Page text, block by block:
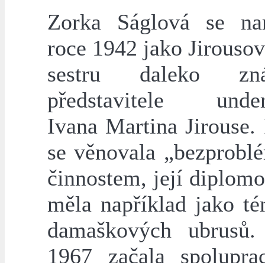
Zorka Ságlová se
roce 1942 jako
sestru daleko
představitele
Ivana Martina Jirouse.
se věnovala
činnostem, její
měla například jako
damaškových
1967 začala